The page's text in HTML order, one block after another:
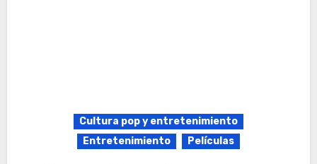
Cultura pop y entretenimiento
Entretenimiento
Películas